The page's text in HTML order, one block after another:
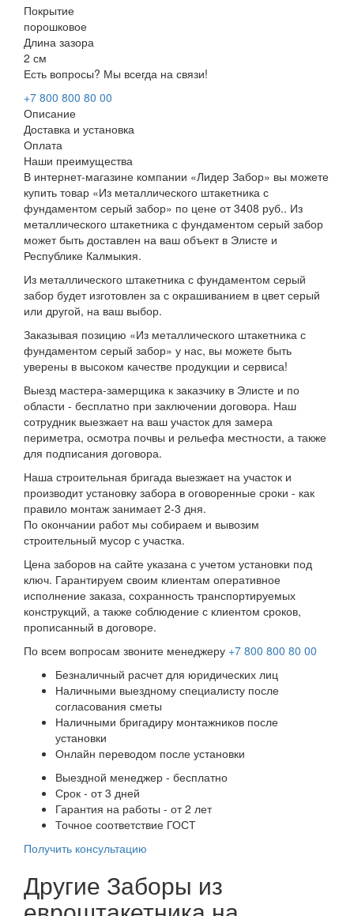
Покрытие
порошковое
Длина зазора
2 см
Есть вопросы? Мы всегда на связи!
+7 800 800 80 00
Описание
Доставка и установка
Оплата
Наши преимущества
В интернет-магазине компании «Лидер Забор» вы можете
купить товар «Из металлического штакетника с
фундаментом серый забор» по цене от 3408 руб.. Из
металлического штакетника с фундаментом серый забор
может быть доставлен на ваш объект в Элисте и
Республике Калмыкия.
Из металлического штакетника с фундаментом серый
забор будет изготовлен за с окрашиванием в цвет серый
или другой, на ваш выбор.
Заказывая позицию «Из металлического штакетника с
фундаментом серый забор» у нас, вы можете быть
уверены в высоком качестве продукции и сервиса!
Выезд мастера-замерщика к заказчику в Элисте и по
области - бесплатно при заключении договора. Наш
сотрудник выезжает на ваш участок для замера
периметра, осмотра почвы и рельефа местности, а также
для подписания договора.
Наша строительная бригада выезжает на участок и
производит установку забора в оговоренные сроки - как
правило монтаж занимает 2-3 дня.
По окончании работ мы собираем и вывозим
строительный мусор с участка.
Цена заборов на сайте указана с учетом установки под
ключ. Гарантируем своим клиентам оперативное
исполнение заказа, сохранность транспортируемых
конструкций, а также соблюдение с клиентом сроков,
прописанный в договоре.
По всем вопросам звоните менеджеру +7 800 800 80 00
Безналичный расчет для юридических лиц
Наличными выездному специалисту после
согласования сметы
Наличными бригадиру монтажников после
установки
Онлайн переводом после установки
Выездной менеджер - бесплатно
Срок - от 3 дней
Гарантия на работы - от 2 лет
Точное соответствие ГОСТ
Получить консультацию
Другие Заборы из